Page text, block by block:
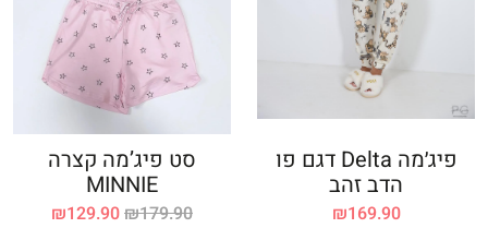
פיג׳מה Delta דגם פו
הדב זהב
₪169.90
סט פיג’מה קצרה
MINNIE
₪179.90
₪129.90